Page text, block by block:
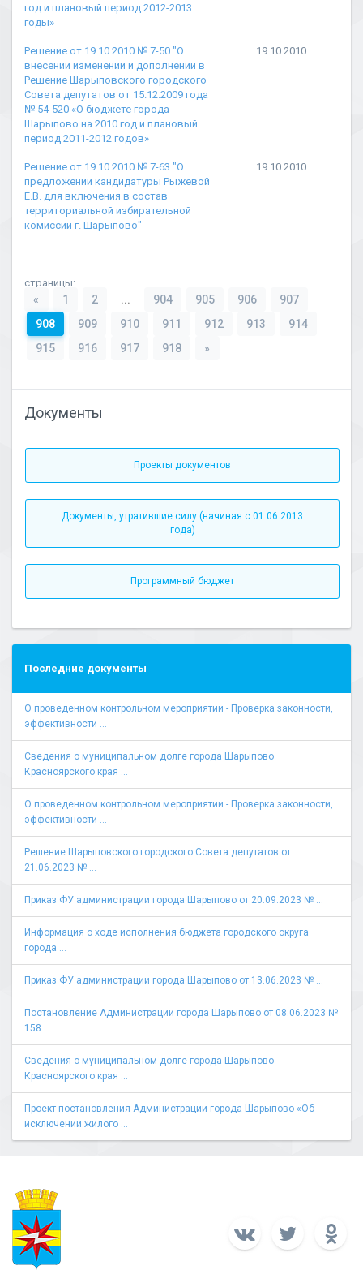
год и плановый период 2012-2013
годы»
Решение от 19.10.2010 № 7-50 "О
внесении изменений и дополнений в
Решение Шарыповского городского
Совета депутатов от 15.12.2009 года
№ 54-520 «О бюджете города
Шарыпово на 2010 год и плановый
период 2011-2012 годов»
19.10.2010
Решение от 19.10.2010 № 7-63 "О
предложении кандидатуры Рыжевой
Е.В. для включения в состав
территориальной избирательной
комиссии г. Шарыпово"
19.10.2010
страницы:
« 1 2 ... 904 905 906
907
908
909 910 911 912 913
914
915
916 917 918 »
Документы
Проекты документов
Документы, утратившие силу (начиная с 01.06.2013
года)
Программный бюджет
Последние документы
О проведенном контрольном мероприятии - Проверка законности,
эффективности ...
Сведения о муниципальном долге города Шарыпово
Красноярского края ...
О проведенном контрольном мероприятии - Проверка законности,
эффективности ...
Решение Шарыповского городского Совета депутатов от
21.06.2023 № ...
Приказ ФУ администрации города Шарыпово от 20.09.2023 № ...
Информация о ходе исполнения бюджета городского округа
города ...
Приказ ФУ администрации города Шарыпово от 13.06.2023 № ...
Постановление Администрации города Шарыпово от 08.06.2023 №
158 ...
Сведения о муниципальном долге города Шарыпово
Красноярского края ...
Проект постановления Администрации города Шарыпово «Об
исключении жилого ...